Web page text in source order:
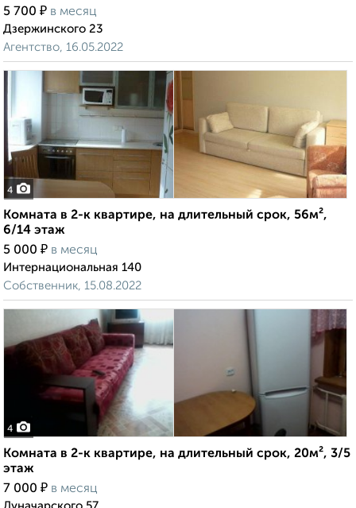
5 700 ₽ в месяц
Дзержинского 23
Агентство, 16.05.2022
4
Комната в 2-к квартире, на длительный срок, 56м²,
6/14 этаж
5 000 ₽ в месяц
Интернациональная 140
Собственник, 15.08.2022
4
Комната в 2-к квартире, на длительный срок, 20м², 3/5
этаж
7 000 ₽ в месяц